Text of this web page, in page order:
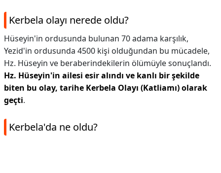
Kerbela olayı nerede oldu?
Hüseyin'in ordusunda bulunan 70 adama karşılık,
Yezid'in ordusunda 4500 kişi olduğundan bu mücadele,
Hz. Hüseyin ve beraberindekilerin ölümüyle sonuçlandı.
Hz. Hüseyin'in ailesi esir alındı ve kanlı bir şekilde
biten bu olay, tarihe Kerbela Olayı (Katliamı) olarak
geçti.
Kerbela'da ne oldu?